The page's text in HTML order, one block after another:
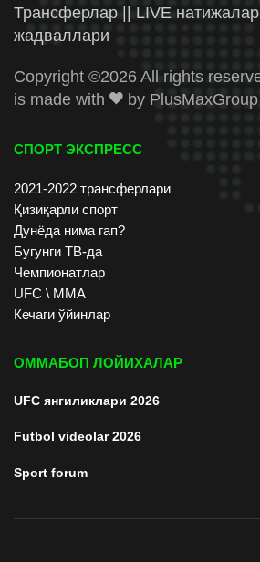
Трансферлар || LIVE
жадваллари
Copyright ©2026 All rights
is made with
by PlusMaxGroup
СПОРТ ЭКСПРЕСС
2021-2022 трансферлари
Қизиқарли спорт
Дунёда нима гап?
Бугунги ТВ-да
Чемпионатлар
UFC \ ММА
Кечаги ўйинлар
ОММАБОП ЛОЙИХАЛАР
UFC янгиликлари 2026
Futbol videolar 2026
Sport forum